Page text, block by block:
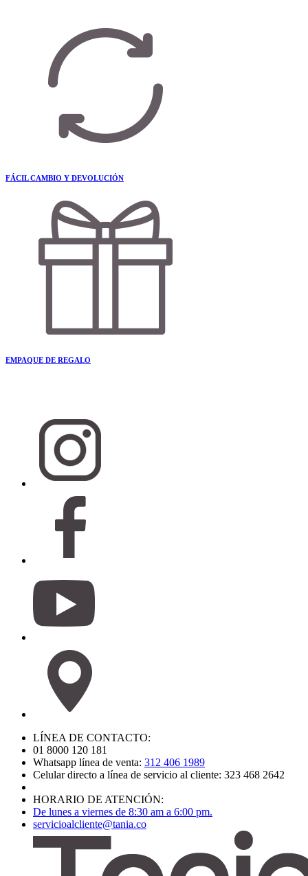
FÁCIL CAMBIO Y DEVOLUCIÓN
EMPAQUE DE REGALO
LÍNEA DE CONTACTO:
01 8000 120 181
Whatsapp línea de venta: 312 406 1989
Celular directo a línea de servicio al cliente: 323 468 2642
HORARIO DE ATENCIÓN:
De lunes a viernes de 8:30 am a 6:00 pm.
servicioalcliente@tania.co